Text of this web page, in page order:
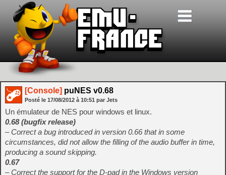
[Console] puNES v0.68
Posté le 17/08/2012 à 10:51 par Jets
Un émulateur de NES pour windows et linux.
0.68 (bugfix release)
– Correct a bug introduced in version 0.66 that in some
circumstances, did not allow the filling of the audio buffer in time,
producing a sound skipping.
0.67
– Correct the support for the D-pad in the Windows version